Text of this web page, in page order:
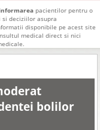
pacientilor pentru o
deciziilor asupra
disponibile pe acest site
medical direct si nici
bolilor